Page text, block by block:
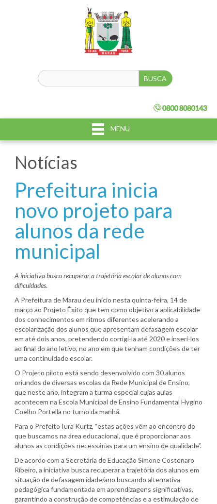
MENU
Notícias
Prefeitura inicia
novo projeto para
alunos da rede
municipal
A iniciativa busca recuperar a trajetória escolar de alunos com
dificuldades.
A Prefeitura de Marau deu início nesta quinta-feira, 14 de
março ao Projeto Êxito que tem como objetivo a aplicabilidade
dos conhecimentos em ritmos diferentes acelerando a
escolarização dos alunos que apresentam defasagem escolar
em até dois anos, pretendendo corrigi-la até 2020 e inseri-los
ao final do ano letivo, no ano em que tenham condições de ter
uma continuidade escolar.
O Projeto piloto está sendo desenvolvido com 30 alunos
oriundos de diversas escolas da Rede Municipal de Ensino,
que neste ano, integram a turma especial cujas aulas
acontecem na Escola Municipal de Ensino Fundamental Hygino
Coelho Portella no turno da manhã.
Para o Prefeito Iura Kurtz, “estas ações vêm ao encontro do
que buscamos na área educacional, que é proporcionar aos
alunos as condições necessárias para um ensino de qualidade”.
De acordo com a Secretária de Educação Simone Costenaro
Ribeiro, a iniciativa busca recuperar a trajetória dos alunos em
situação de defasagem idade/ano buscando alternativa
pedagógica fundamentada em aprendizagens significativas,
garantindo a construção de competências e a estimulação de